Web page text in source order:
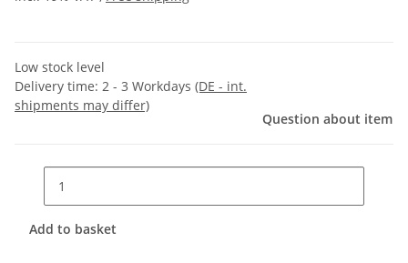
Low stock level
Delivery time: 2 - 3 Workdays (DE - int.
shipments may differ)
Question about item
Add to basket